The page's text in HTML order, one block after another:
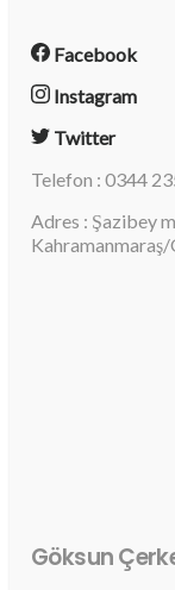
Facebook
Instagram
Twitter
Telefon : 0344
Adres : Şazibey
Göksun